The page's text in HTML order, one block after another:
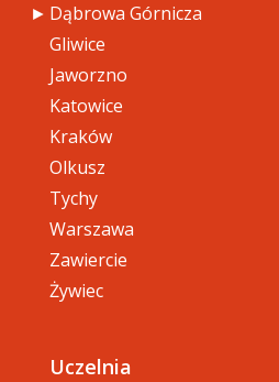
(167 K
Dąbrowa Górnicza
Gliwice
Jaworzno
Katowice
Kraków
Olkusz
Tychy
Warszawa
Zawiercie
Żywiec
Uczelnia